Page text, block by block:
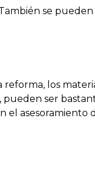
se
los
ser
el asesoramiento